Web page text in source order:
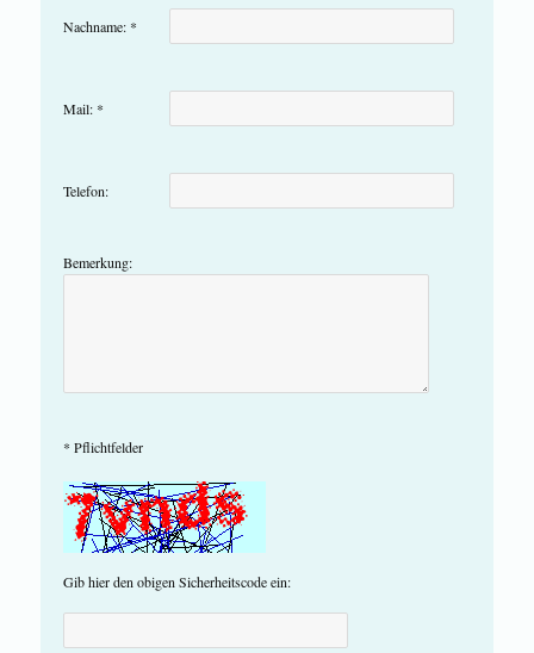
Nachname: *
Mail: *
Telefon:
Bemerkung:
* Pflichtfelder
Gib hier den obigen Sicherheitscode ein: